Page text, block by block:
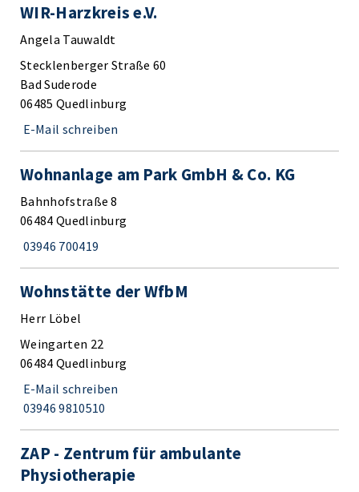
WIR-Harzkreis e.V.
Angela Tauwaldt
Stecklenberger Straße 60
Bad Suderode
06485 Quedlinburg
E-Mail schreiben
Wohnanlage am Park GmbH & Co. KG
Bahnhofstraße 8
06484 Quedlinburg
03946 700419
Wohnstätte der WfbM
Herr Löbel
Weingarten 22
06484 Quedlinburg
E-Mail schreiben
03946 9810510
ZAP - Zentrum für ambulante
Physiotherapie